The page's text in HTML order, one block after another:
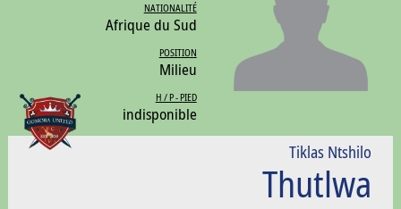
NATIONALITÉ
Afrique du Sud
POSITION
Milieu
H / P - PIED
indisponible
Tiklas Ntshilo
Thutlwa